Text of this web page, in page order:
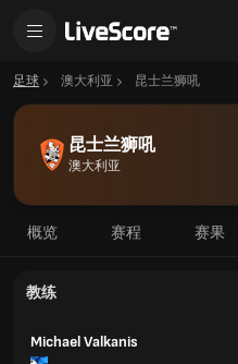
足球 澳大利亚 昆士兰狮吼
昆士兰狮吼
澳大利亚
概览 赛程 赛果
教练
Michael Valkanis